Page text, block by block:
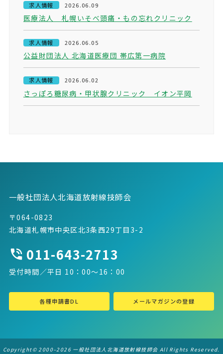
求人情報 2026.06.09
医療法人 札幌いそべ頭痛・もの忘れクリニック
求人情報 2026.06.05
公益財団法人 北海道医療団 帯広第一病院
求人情報 2026.06.02
さっぽろ糖尿病・甲状腺クリニック イオン平岡
一般社団法人北海道放射線技師会
〒064-0823
北海道札幌市中央区北3条西29丁目3-2
011-643-2713
受付時間／平日 10：00～16：00
各種申請書DL メールマガジンの登録
Copyright© 2000–2026 一般社団法人北海道放射線技師会 All Rights Reserved.